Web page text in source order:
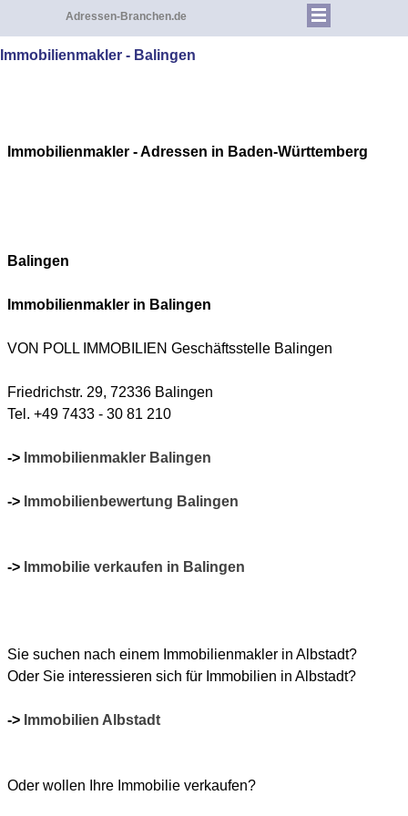
Adressen-Branchen.de
Immobilienmakler - Balingen
Immobilienmakler - Adressen in Baden-Württemberg
Balingen
Immobilienmakler in Balingen
VON POLL IMMOBILIEN Geschäftsstelle Balingen
Friedrichstr. 29, 72336 Balingen
Tel. +49 7433 - 30 81 210
-> Immobilienmakler Balingen
-> Immobilienbewertung Balingen
-> Immobilie verkaufen in Balingen
Sie suchen nach einem Immobilienmakler in Albstadt?
Oder Sie interessieren sich für Immobilien in Albstadt?
-> Immobilien Albstadt
Oder wollen Ihre Immobilie verkaufen?